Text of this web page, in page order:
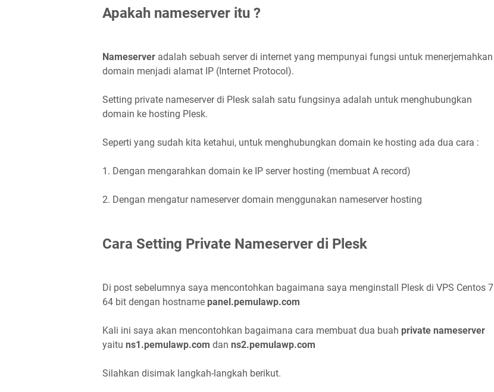
Apakah nameserver itu ?
Nameserver adalah sebuah server di internet yang mempunyai fungsi untuk menerjemahkan
domain menjadi alamat IP (Internet Protocol).
Setting private nameserver di Plesk salah satu fungsinya adalah untuk menghubungkan
domain ke hosting Plesk.
Seperti yang sudah kita ketahui, untuk menghubungkan domain ke hosting ada dua cara :
1. Dengan mengarahkan domain ke IP server hosting (membuat A record)
2. Dengan mengatur nameserver domain menggunakan nameserver hosting
Cara Setting Private Nameserver di Plesk
Di post sebelumnya saya mencontohkan bagaimana saya menginstall Plesk di VPS Centos 7
64 bit dengan hostname panel.pemulawp.com
Kali ini saya akan mencontohkan bagaimana cara membuat dua buah private nameserver
yaitu ns1.pemulawp.com dan ns2.pemulawp.com
Silahkan disimak langkah-langkah berikut.